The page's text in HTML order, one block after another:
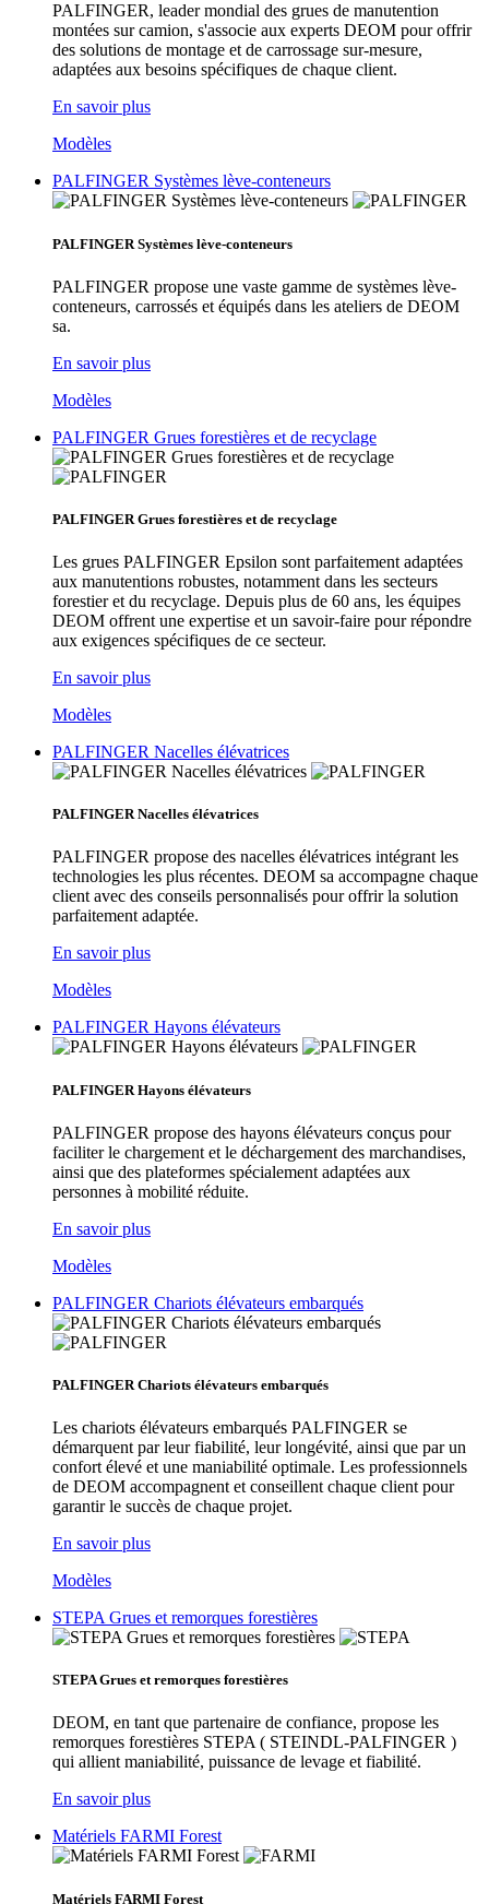
PALFINGER, leader mondial des grues de manutention
montées sur camion, s'associe aux experts DEOM pour offrir
des solutions de montage et de carrossage sur-mesure,
adaptées aux besoins spécifiques de chaque client.
En savoir plus
Modèles
PALFINGER Systèmes lève-conteneurs
PALFINGER Systèmes lève-conteneurs
PALFINGER propose une vaste gamme de systèmes lève-
conteneurs, carrossés et équipés dans les ateliers de DEOM
sa.
En savoir plus
Modèles
PALFINGER Grues forestières et de recyclage
PALFINGER Grues forestières et de recyclage
Les grues PALFINGER Epsilon sont parfaitement adaptées
aux manutentions robustes, notamment dans les secteurs
forestier et du recyclage. Depuis plus de 60 ans, les équipes
DEOM offrent une expertise et un savoir-faire pour répondre
aux exigences spécifiques de ce secteur.
En savoir plus
Modèles
PALFINGER Nacelles élévatrices
PALFINGER Nacelles élévatrices
PALFINGER propose des nacelles élévatrices intégrant les
technologies les plus récentes. DEOM sa accompagne chaque
client avec des conseils personnalisés pour offrir la solution
parfaitement adaptée.
En savoir plus
Modèles
PALFINGER Hayons élévateurs
PALFINGER Hayons élévateurs
PALFINGER propose des hayons élévateurs conçus pour
faciliter le chargement et le déchargement des marchandises,
ainsi que des plateformes spécialement adaptées aux
personnes à mobilité réduite.
En savoir plus
Modèles
PALFINGER Chariots élévateurs embarqués
PALFINGER Chariots élévateurs embarqués
Les chariots élévateurs embarqués PALFINGER se
démarquent par leur fiabilité, leur longévité, ainsi que par un
confort élevé et une maniabilité optimale. Les professionnels
de DEOM accompagnent et conseillent chaque client pour
garantir le succès de chaque projet.
En savoir plus
Modèles
STEPA Grues et remorques forestières
STEPA Grues et remorques forestières
DEOM, en tant que partenaire de confiance, propose les
remorques forestières STEPA ( STEINDL-PALFINGER )
qui allient maniabilité, puissance de levage et fiabilité.
En savoir plus
Matériels FARMI Forest
Matériels FARMI Forest